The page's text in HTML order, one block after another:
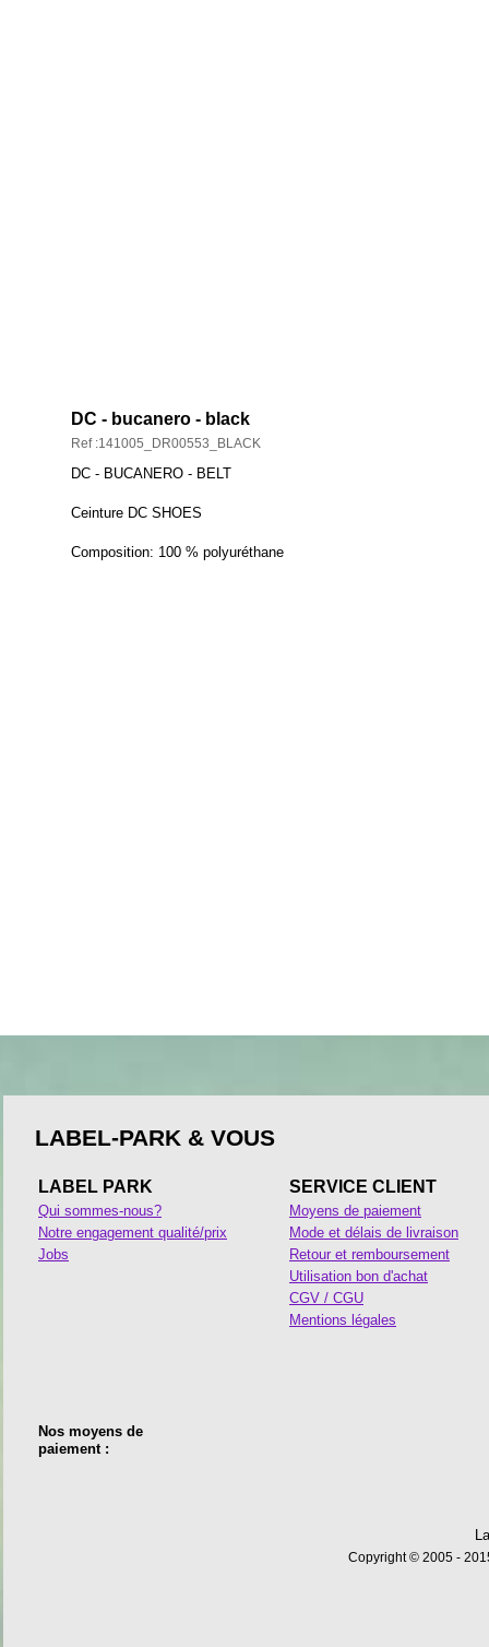
DC - bucanero - black
Ref :141005_DR00553_BLACK
DC - BUCANERO - BELT
Ceinture DC SHOES
Composition: 100 % polyuréthane
LABEL-PARK & VOUS
LABEL PARK
Qui sommes-nous?
Notre engagement qualité/prix
Jobs
SERVICE CLIENT
Moyens de paiement
Mode et délais de livraison
Retour et remboursement
Utilisation bon d'achat
CGV / CGU
Mentions légales
Nos moyens de
paiement :
Copyright © 2005 -